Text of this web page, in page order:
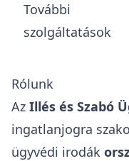
További
szolgáltatások
Rólunk
Az Illés és Szabó
ingatlanjogra
ügyvédi irodák